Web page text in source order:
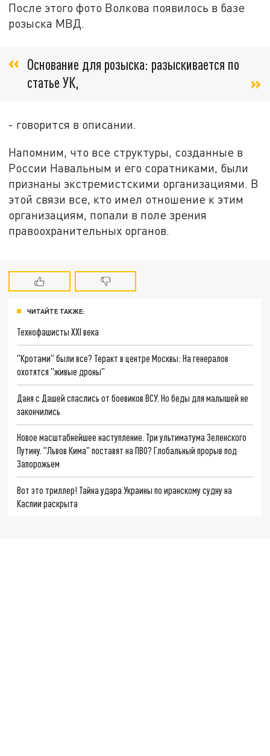
После этого фото Волкова появилось в базе
розыска МВД.
Основание для розыска: разыскивается по
статье УК,
- говорится в описании.
Напомним, что все структуры, созданные в
России Навальным и его соратниками, были
признаны экстремистскими организациями. В
этой связи все, кто имел отношение к этим
организациям, попали в поле зрения
правоохранительных органов.
ЧИТАЙТЕ ТАКЖЕ:
Технофашисты XXI века
"Кротами" были все? Теракт в центре Москвы: На генералов
охотятся "живые дроны"
Даня с Дашей спаслись от боевиков ВСУ. Но беды для малышей не
закончились
Новое масштабнейшее наступление. Три ультиматума Зеленского
Путину. "Львов Кима" поставят на ПВО? Глобальный прорыв под
Запорожьем
Вот это триллер! Тайна удара Украины по иранскому судну на
Каспии раскрыта